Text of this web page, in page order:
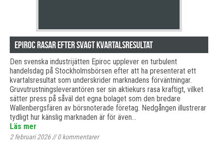
Epiroc rasar efter svagt kvartalsresultat
Den svenska industrijätten Epiroc upplever en turbulent
handelsdag på Stockholmsbörsen efter att ha presenterat ett
kvartalsresultat som underskrider marknadens förväntningar.
Gruvutrustningsleverantören ser sin aktiekurs rasa kraftigt, vilket
sätter press på såväl det egna bolaget som den bredare
Wallenbergsfären av börsnoterade företag. Nedgången illustrerar
tydligt hur känslig marknaden är för även…
Läs mer
2 februari 2026//0kommentarer